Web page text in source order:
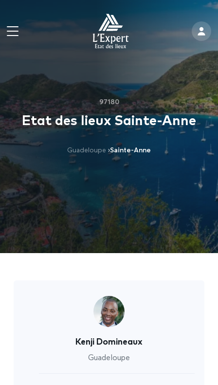
97180
Etat des lieux Sainte-Anne
Guadeloupe ›Sainte-Anne
Kenji Domineaux
Guadeloupe